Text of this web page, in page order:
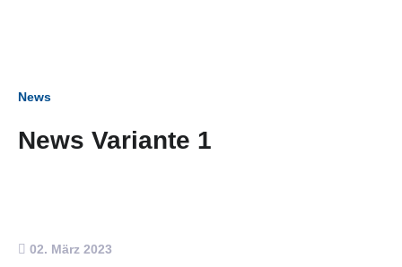
News
News Variante 1
02. März 2023